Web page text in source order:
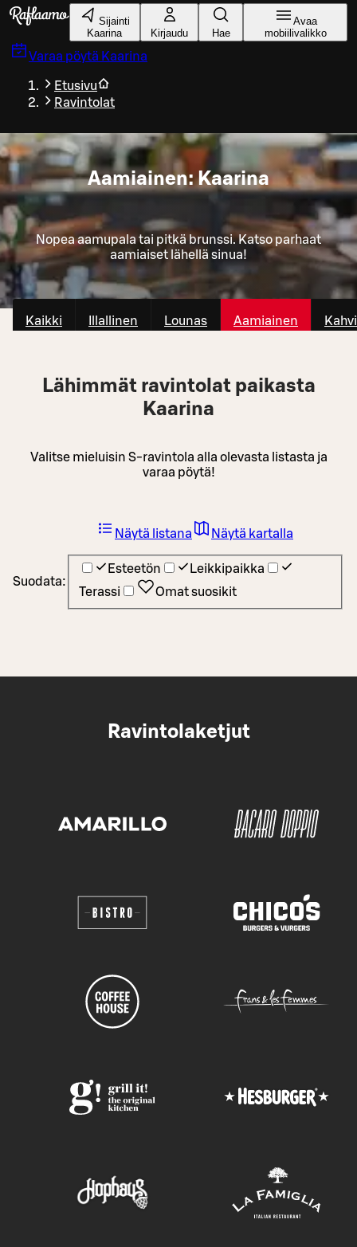
Siirry pääsisältöön
Sijainti
Kaarina
Kirjaudu Hae
Avaa
mobiilivalikko
Varaa pöytä Kaarina
Etusivu
Ravintolat
Aamiainen: Kaarina
Nopea aamupala tai pitkä brunssi. Katso parhaat
aamiaiset lähellä sinua!
Kaikki Illallinen Lounas Aamiainen
Lähimmät ravintolat paikasta
Kaarina
Valitse mieluisin S-ravintola alla olevasta listasta ja
varaa pöytä!
Suodata:
Esteetön
Leikkipaikka
Terassi
Omat suosikit
Näytä listana Näytä kartalla
Ravintolaketjut